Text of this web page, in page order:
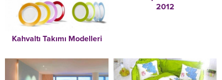
Kahvaltı Takımı Modelleri
2012